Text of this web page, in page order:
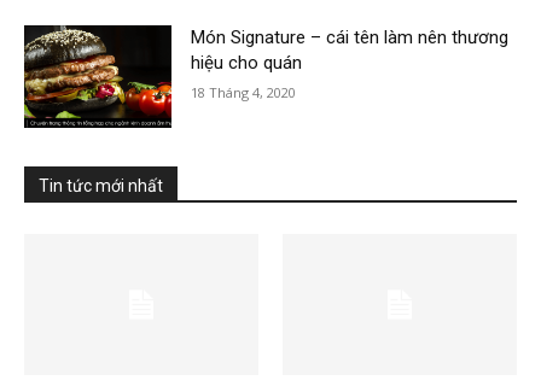
Món Signature – cái tên làm nên thương
hiệu cho quán
18 Tháng 4, 2020
Tin tức mới nhất